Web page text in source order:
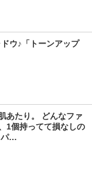
ウ♪「トーンアップ
あたり。 どんなファ
1個持ってて損なしの
パ…